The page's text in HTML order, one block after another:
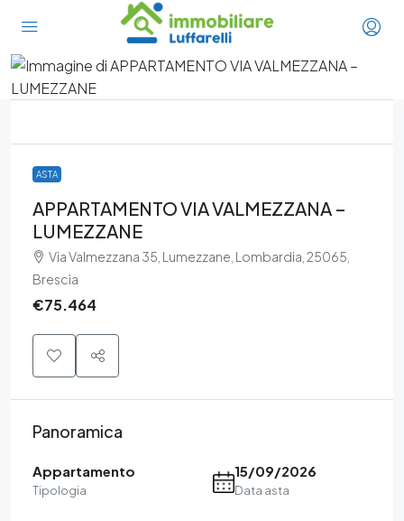
ASTA
APPARTAMENTO VIA VALMEZZANA –
LUMEZZANE
Via Valmezzana 35, Lumezzane, Lombardia, 25065,
Brescia
€75.464
Panoramica
Appartamento
Tipologia
15/09/2026
Data asta